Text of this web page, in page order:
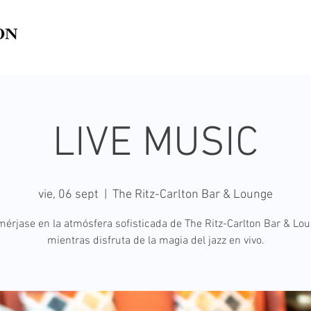
LIVE MUSIC
vie, 06 sept The Ritz-Carlton Bar & Lounge
en la atmósfera sofisticada de The Ritz-Carlton Bar &
mientras disfruta de la magia del jazz en vivo.